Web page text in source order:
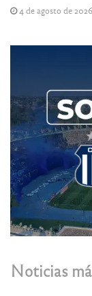
4 de agosto de 2026
Noticias